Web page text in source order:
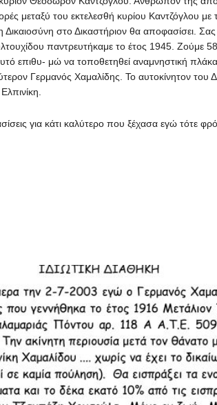
μεταξύ του εκτελεσθή κυρίου Καντζόγλου με
Δικαιοσύνη στο Δικαστήριον θα αποφασίσει.
παντρευτήκαμε το έτος 1945. Ζούμε
επιθυ- μώ να τοποθετηθεί αναμνηστική
Γερμανός Χαμαλίδης. Το αυτοκίνητον
για κάτι καλύτερο που ξέχασα εγώ τότε